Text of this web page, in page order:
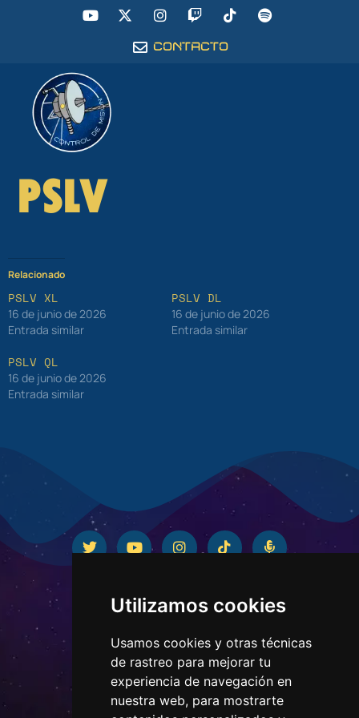
Utilizamos cookies
Usamos cookies y otras técnicas
de rastreo para mejorar tu
experiencia de navegación en
nuestra web, para mostrarte
CONTACTO
PSLV
Relacionado
PSLV XL
16 de junio de 2026
Entrada similar
PSLV DL
16 de junio de 2026
Entrada similar
PSLV QL
16 de junio de 2026
Entrada similar